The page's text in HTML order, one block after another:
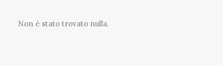
Non è stato trovato nulla.